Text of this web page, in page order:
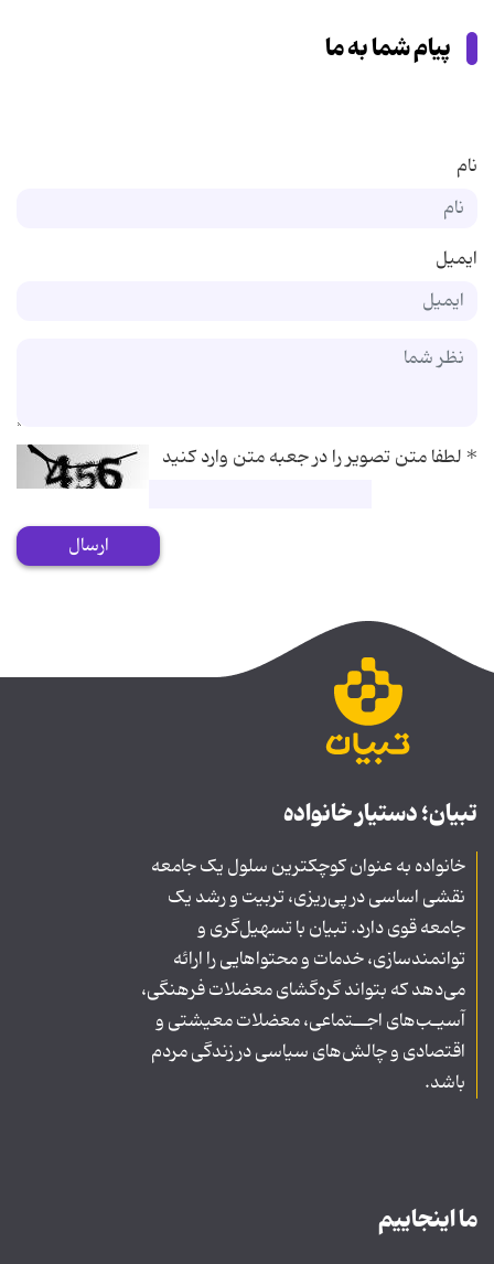
پیام شما به ما
نام
ایمیل
*لطفا متن تصویر را در جعبه متن وارد کنید
ارسال
تبیان؛ دستیار خانواده
خانواده به عنوان کوچکترین سلول یک جامعه
نقشی اساسی در پی‌ریزی، تربیت و رشد یک
جامعه قوی دارد. تبیان با تسهیل‌گری و
توانمندسازی، خدمات و محتواهایی را ارائه
می‌دهد که بتواند گره‌گشای معضلات فرهنگی،
آسیـب‌های اجــتماعی، معضلات معیشتی و
اقتصادی و چالش‌های سیاسی در زندگی مردم
باشد.
ما اینجاییم